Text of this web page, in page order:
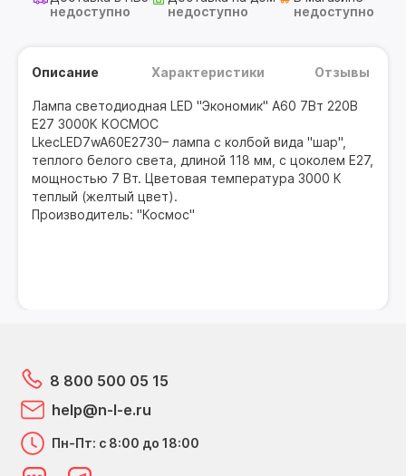
недоступно
недоступно
недоступно
Описание
Лампа светодиодная LED "Экономик" A60 7Вт 220В
E27 3000К КОСМОС
LkecLED7wA60E2730– лампа с колбой вида "шар",
теплого белого света, длиной 118 мм, с цоколем Е27,
мощностью 7 Вт. Цветовая температура 3000 К
теплый (желтый цвет).
Производитель: "Космос"
Характеристики Отзывы
8 800 500 05 15
help@n-l-e.ru
Пн-Пт: с 8:00 до 18:00